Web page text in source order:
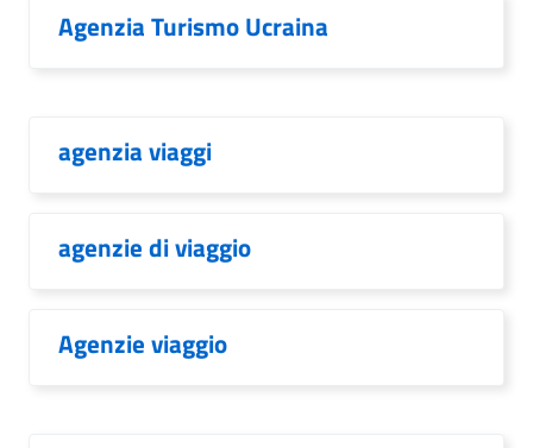
Agenzia Turismo Ucraina
agenzia viaggi
agenzie di viaggio
Agenzie viaggio